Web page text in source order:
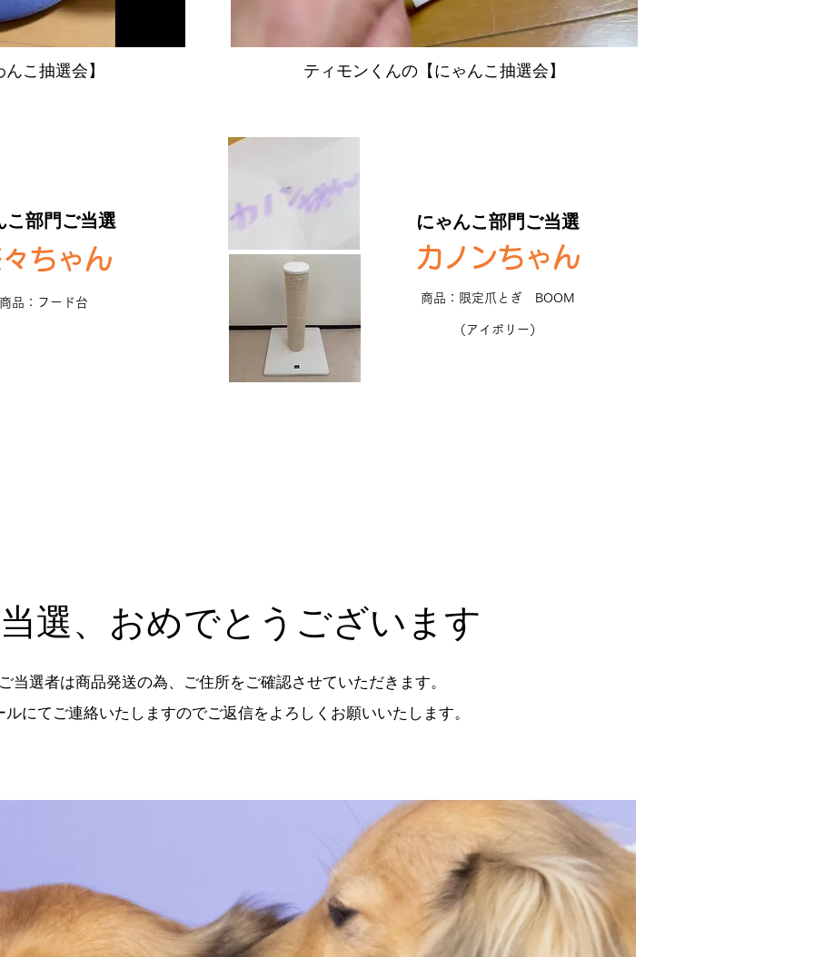
こ抽選会】 ティモンくんの【にゃんこ抽選会】
こ部門ご当選
ちゃん
品：フード台
にゃんこ部門ご当選
カノンちゃん
商品： 限定爪とぎ BOOM
（アイボリー）
選、おめでとうございます
当選者は商品発送の為、ご住所をご確認させていただきます。
ルにてご連絡いたしますので​ご返信をよろしくお願いいたします。